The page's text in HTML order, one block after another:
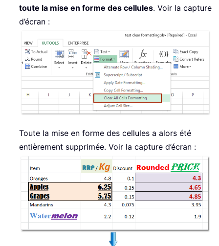
toute la mise en forme des cellules. Voir la capture
d’écran :
Toute la mise en forme des cellules a alors été
entièrement supprimée. Voir la capture d’écran :